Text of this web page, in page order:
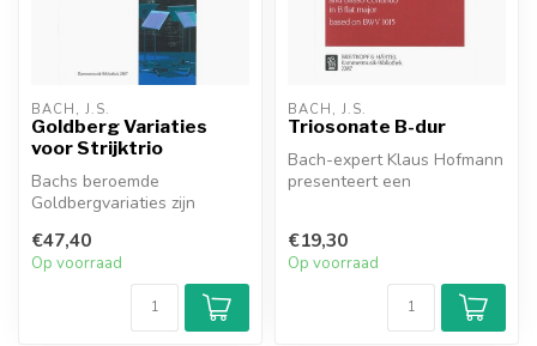
BACH, J.S.
Goldberg Variaties
voor Strijktrio
Bachs beroemde
Goldbergvariaties zijn
uitgewerkt. De...
€47,40
Op voorraad
BACH, J.S.
Triosonate B-dur
Bach-expert Klaus Hofmann
presenteert een
€19,30
Op voorraad